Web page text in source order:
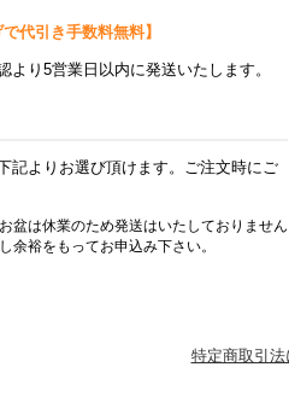
代引き手数料無料】
より5営業日以内に発送いたします。
記よりお選び頂けます。ご注文時にご
盆は休業のため発送はいたしておりません
余裕をもってお申込み下さい。
特定商取引